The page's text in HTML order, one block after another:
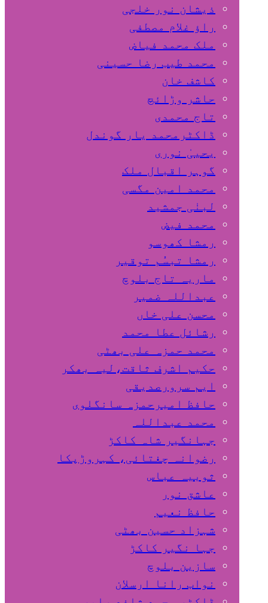
ذیشان نور خلجی
راﺅ غلام مصطفی
ملک محمد فیاض
محمد طیب رضا حسینی
کاشف خان
حاشر وڑائچ
تاج محمدی
ڈاکٹرمحمد یار گوندل
گوہر اقبال ملک
محمد امین مگسی
لبنٰی جمشید
محمد فیض
رمشا کھوسو
رمشا تبسُم توقیر
ماریہ تاج بلوچ
عبداللہ ضمیر
محسن علی خاں
رشائل عطا محمد
محمد حمزہ علی بھٹی
حکیم اشرف ثاقت،لیہ بھکر
ایم سرورصدیقی
حافظ امیرحمزہ سانگلوی
محمد عبداللہ
جہانگیر شاہ کاکڑ
رضوانہ چغتائی، کہروڑپکا
ثوبیہ عباس
عاشق نور
حافظ نعیم
شہزاد حسین بھٹی
جہا نگیر کاکڑ
سازین بلوچ
نواب رانا ارسلان